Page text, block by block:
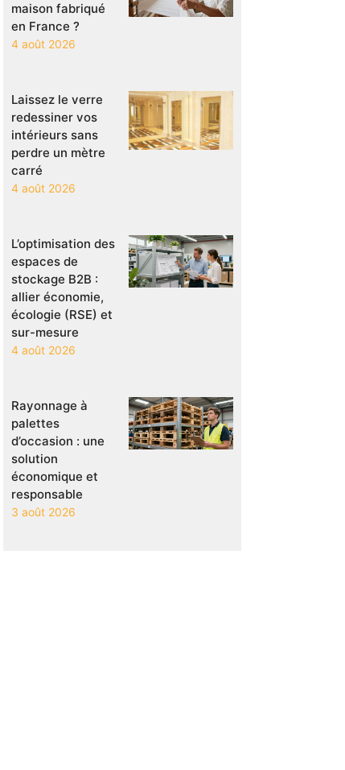
maison fabriqué
en France ?
4 août 2026
Laissez le verre
redessiner vos
intérieurs sans
perdre un mètre
carré
4 août 2026
L’optimisation des
espaces de
stockage B2B :
allier économie,
écologie (RSE) et
sur-mesure
4 août 2026
Rayonnage à
palettes
d’occasion : une
solution
économique et
responsable
3 août 2026